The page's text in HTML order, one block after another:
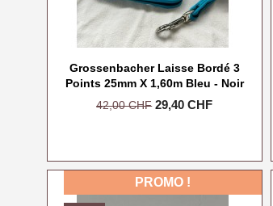
Grossenbacher Laisse Bordé 3
Points 25mm X 1,60m Bleu - Noir
Prix
42,00 CHF Prix
29,40 CHF
PROMO !